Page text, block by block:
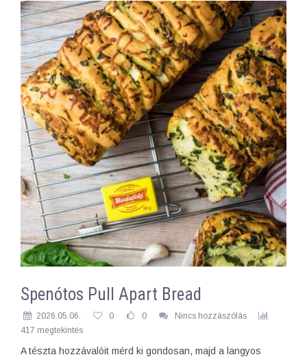
Spenótos Pull Apart Bread
2026.05.06. 0 0
Nincs hozzászólás
417 megtekintés
A tészta hozzávalóit mérd ki gondosan, majd a langyos